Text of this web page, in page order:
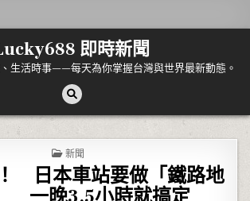
即時新聞
生活時事——每天為你掌握台灣與世界最新動態。
POSTED IN
新聞
日本車站要做「鐵路地